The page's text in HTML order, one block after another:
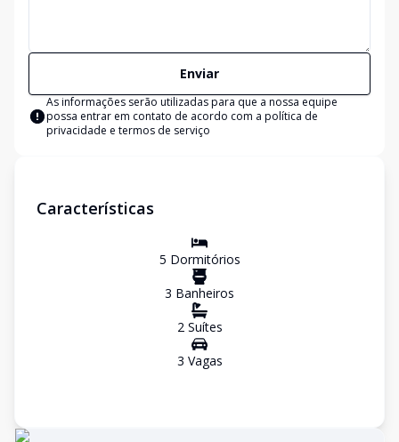
Enviar
As informações serão utilizadas para que a nossa equipe
possa entrar em contato de acordo com a política de
privacidade e termos de serviço
Características
5 Dormitórios
3 Banheiros
2Suítes
3 Vagas